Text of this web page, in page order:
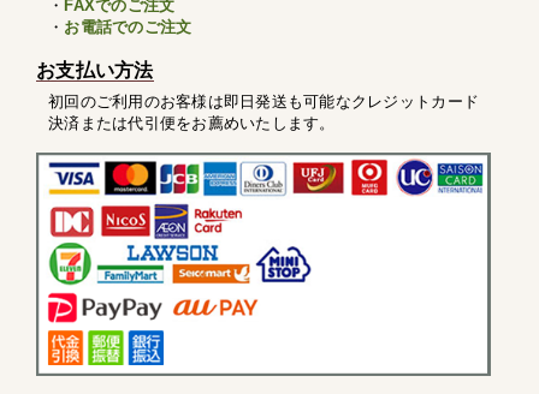
・ FAXでのご注文
・ お電話でのご注文
お支払い方法
初回のご利用のお客様は即日発送も可能なクレジットカード
決済または代引便をお薦めいたします。